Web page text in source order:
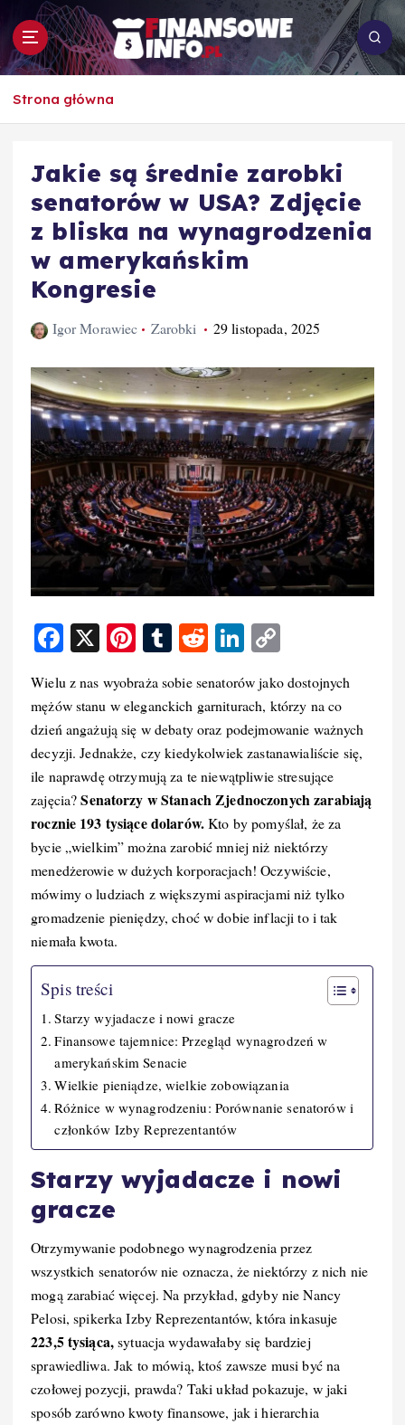
p
To i owo o rachunkowości, pracy, biznesie i
Strona główna
Jakie są średnie zarobki
senatorów w USA? Zdjęcie
z bliska na wynagrodzenia
w amerykańskim
Kongresie
Igor Morawiec Zarobki 29 listopada, 2025
F
c
e
b
o
o
k
X
Pi
er
e
st
T
m
bl
r
R
d
di
t
Li
k
e
d
I
n
p
y
Li
n
k
Wielu z nas wyobraża sobie senatorów jako dostojnych
mężów stanu w eleganckich garniturach, którzy na co
dzień angażują się w debaty oraz podejmowanie ważnych
decyzji. Jednakże, czy kiedykolwiek zastanawialiście się,
ile naprawdę otrzymują za te niewątpliwie stresujące
zajęcia?Senatorzy w Stanach Zjednoczonych zarabiają
rocznie 193 tysiące dolarów.Kto by pomyślał, że za
bycie „wielkim” można zarobić mniej niż niektórzy
menedżerowie w dużych korporacjach! Oczywiście,
mówimy o ludziach z większymi aspiracjami niż tylko
gromadzenie pieniędzy, choć w dobie inflacji to i tak
niemała kwota.
Spis treści
Starzy wyjadacze i nowi gracze
Finansowe tajemnice: Przegląd wynagrodzeń w
amerykańskim Senacie
Wielkie pieniądze, wielkie zobowiązania
Różnice w wynagrodzeniu: Porównanie senatorów i
członków Izby Reprezentantów
Starzy wyjadacze i nowi
gracze
Otrzymywanie podobnego wynagrodzenia przez
wszystkich senatorów nie oznacza, że niektórzy z nich nie
mogą zarabiać więcej. Na przykład, gdyby nie Nancy
Pelosi, spikerka Izby Reprezentantów, która inkasuje
223,5 tysiąca,sytuacja wydawałaby się bardziej
sprawiedliwa. Jak to mówią, ktoś zawsze musi być na
czołowej pozycji, prawda? Taki układ pokazuje, w jaki
sposób zarówno kwoty finansowe, jak i hierarchia